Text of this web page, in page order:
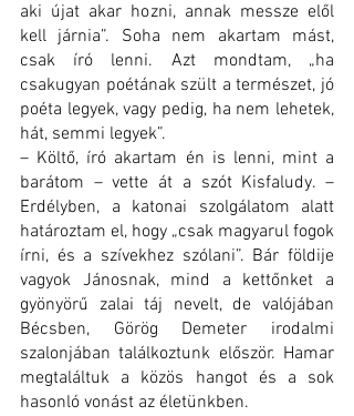
aki újat akar hozni, annak messze elől
kell járnia”. Soha nem akartam mást,
csak író lenni. Azt mondtam, „ha
csakugyan poétának szült a természet, jó
poéta legyek, vagy pedig, ha nem lehetek,
hát, semmi legyek”.
– Költő, író akartam én is lenni, mint a
barátom – vette át a szót Kisfaludy. –
Erdélyben, a katonai szolgálatom alatt
határoztam el, hogy „csak magyarul fogok
írni, és a szívekhez szólani”. Bár földije
vagyok Jánosnak, mind a kettőnket a
gyönyörű zalai táj nevelt, de valójában
Bécsben, Görög Demeter irodalmi
szalonjában találkoztunk először. Hamar
megtaláltuk a közös hangot és a sok
hasonló vonást az életünkben.